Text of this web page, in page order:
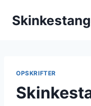
OPSKRIFTER